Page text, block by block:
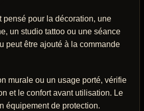
pensé pour la décoration, une
un studio tattoo ou une séance
peut être ajouté à la commande
murale ou un usage porté, vérifie
et le confort avant utilisation. Le
équipement de protection.